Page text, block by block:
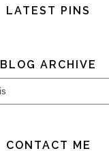
LATEST PINS
BLOG ARCHIVE
CONTACT ME